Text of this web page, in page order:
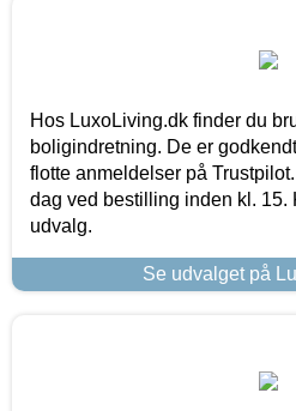
Hos LuxoLiving.dk finder du
boligindretning. De er
flotte anmeldelser på
dag ved bestilling inden kl. 15.
udvalg.
Se udvalget på